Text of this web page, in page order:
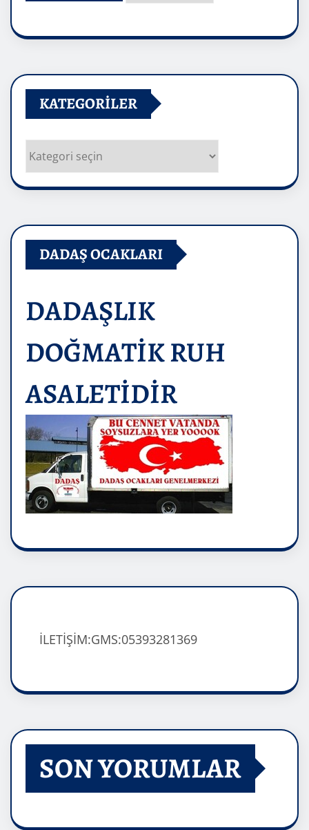
KATEGORILER
Kategoriler
DADAŞ OCAKLARI
DADAŞLIK
DOĞMATİK RUH
ASALETİDİR
İLETİŞİM:GMS:05393281369
SON YORUMLAR